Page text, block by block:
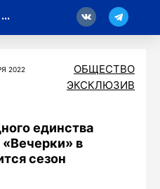
Машков рассказал Путину о «Театральном поезде» и анонсировал переговоры о продолжении проекта в 2027 году
2022
ОБЩЕСТВО
ЭКСКЛЮЗИВ
единства
в
сезон